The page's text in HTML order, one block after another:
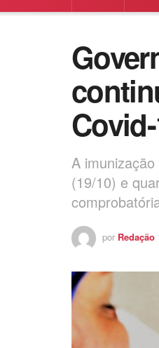
A
(19/10) e
por Redação